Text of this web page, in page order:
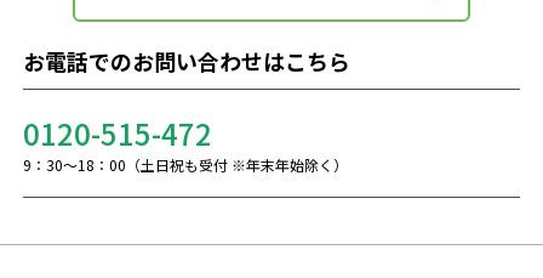
お電話でのお問い合わせはこちら
0120-515-472
9：30～18：00（土日祝も受付 ※年末年始除く）